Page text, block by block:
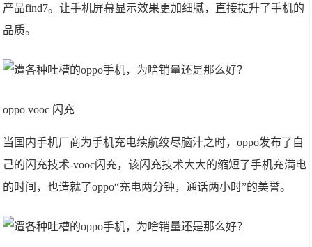
产品find7。让手机屏幕显示效果更加细腻，直接提升了手机的
品质。
oppo vooc 闪充
当国内手机厂商为手机充电续航绞尽脑汁之时，oppo发布了自
己的闪充技术-vooc闪充，该闪充技术大大的缩短了手机充满电
的时间，也造就了oppo“充电两分钟，通话两小时”的美誉。